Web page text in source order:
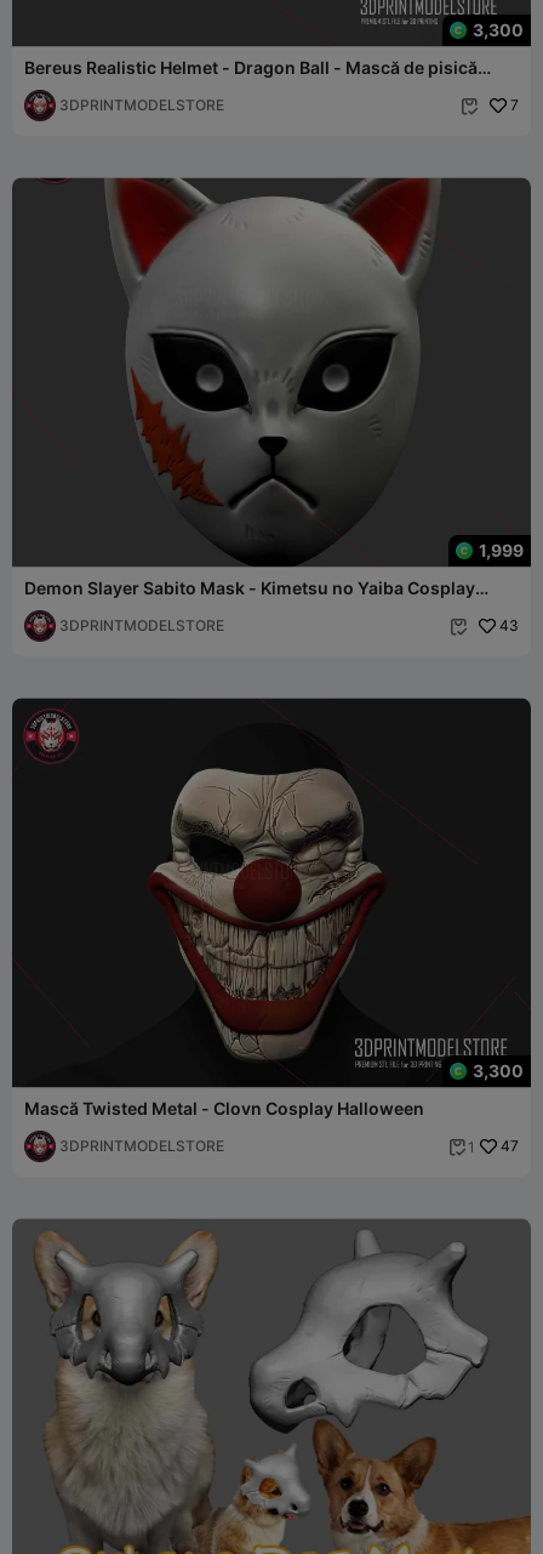
3,300
Bereus Realistic Helmet - Dragon Ball - Mască de pisică
Sphynx
3DPRINTMODELSTORE  7
1,999
Demon Slayer Sabito Mask - Kimetsu no Yaiba Cosplay
Kitsune
3DPRINTMODELSTORE  43
3,300
Mască Twisted Metal - Clovn Cosplay Halloween
3DPRINTMODELSTORE  1 47